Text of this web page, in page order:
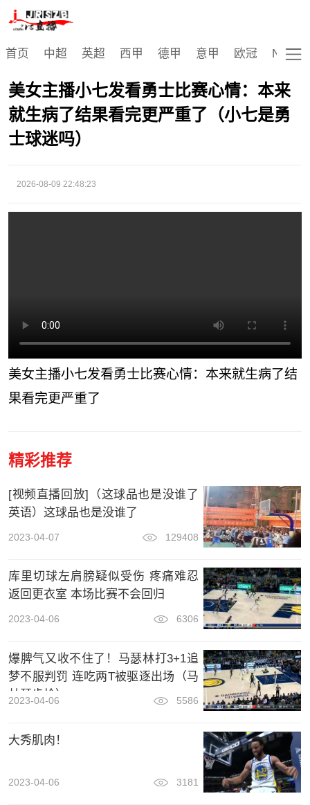
首页 中超 英超 西甲 德甲 意甲 欧冠 NBA
美女主播小七发看勇士比赛心情：本来
就生病了结果看完更严重了（小七是勇
士球迷吗）
2026-08-09 22:48:23
美女主播小七发看勇士比赛心情：本来就生病了结
果看完更严重了
精彩推荐
[视频直播回放]（这球品也是没谁了
英语）这球品也是没谁了
2023-04-07 129408
库里切球左肩膀疑似受伤 疼痛难忍
返回更衣室 本场比赛不会回归
2023-04-06 6306
爆脾气又收不住了！马瑟林打3+1追
梦不服判罚 连吃两T被驱逐出场（马
林瑟步枪）
2023-04-06 5586
大秀肌肉！
2023-04-06 3181